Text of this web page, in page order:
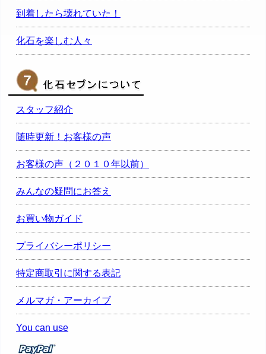
到着したら壊れていた！
化石を楽しむ人々
スタッフ紹介
随時更新！お客様の声
お客様の声（２０１０年以前）
みんなの疑問にお答え
お買い物ガイド
プライバシーポリシー
特定商取引に関する表記
メルマガ・アーカイブ
You can use